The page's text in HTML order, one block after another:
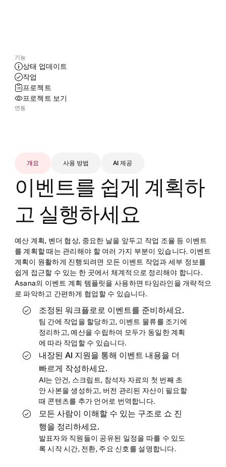
기능
상태 업데이트
작업
프로젝트
프로젝트 보기
연동
개요 사용 방법 AI 제공
이벤트를 쉽게 계획하
고 실행하세요
예산 계획, 벤더 협상, 중요한 날을 앞두고 작업 조율 등 이벤트
를 계획할 때는 관리해야 할 여러 가지 부분이 있습니다. 이벤트
계획이 원활하게 진행되려면 모든 이벤트 작업과 세부 정보를
쉽게 접근할 수 있는 한 곳에서 체계적으로 정리해야 합니다.
Asana의 이벤트 계획 템플릿을 사용하면 타임라인을 개략적으
로 파악하고 간편하게 협업할 수 있습니다.
조정된 워크플로로 이벤트를 준비하세요.
팀 간에 작업을 할당하고, 이벤트 물류를 조기에
정리하고, 예산을 수립하여 모두가 동일한 계획
에 따라 작업할 수 있습니다.
내장된 AI 지원을 통해 이벤트 내용을 더
빠르게 작성하세요.
AI는 안건, 스크립트, 참석자 자료의 첫 번째 초
안 사본을 생성하고, 버전 관리된 자산이 필요할
때 콘텐츠를 추가 언어로 번역합니다.
모든 사람이 이해할 수 있는 구조로 쇼 진
행을 정리하세요.
발표자와 직원들이 공유된 일정을 따를 수 있도
록 시작 시간, 전환, 주요 신호를 설명합니다.